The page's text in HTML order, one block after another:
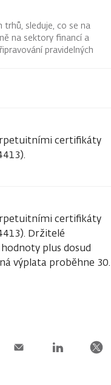
trhů, sleduje, co se na
na sektory financí a
pravidelných
certifikáty
certifikáty
Držitelé
plus dosud
výplata proběhne 30.